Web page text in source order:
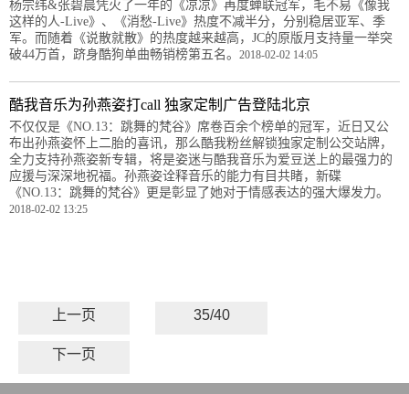
杨宗纬&张碧晨凭火了一年的《凉凉》再度蝉联冠军，毛不易《像我
这样的人-Live》、《消愁-Live》热度不减半分，分别稳居亚军、季
军。而随着《说散就散》的热度越来越高，JC的原版月支持量一举突
破44万首，跻身酷狗单曲畅销榜第五名。 2018-02-02 14:05
酷我音乐为孙燕姿打call 独家定制广告登陆北京
不仅仅是《NO.13：跳舞的梵谷》席卷百余个榜单的冠军，近日又公
布出孙燕姿怀上二胎的喜讯，那么酷我粉丝解锁独家定制公交站牌，
全力支持孙燕姿新专辑，将是姿迷与酷我音乐为爱豆送上的最强力的
应援与深深地祝福。孙燕姿诠释音乐的能力有目共睹，新碟
《NO.13：跳舞的梵谷》更是彰显了她对于情感表达的强大爆发力。
2018-02-02 13:25
上一页 35/40
下一页